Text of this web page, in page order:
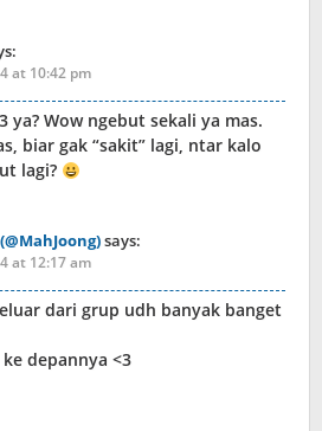
at 10:42 pm
ya? Wow ngebut sekali ya mas.
biar gak “sakit” lagi, ntar kalo
lagi?
says:
at 12:17 am
dari grup udh banyak banget
depannya <3